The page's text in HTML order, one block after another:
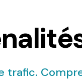
trafic.